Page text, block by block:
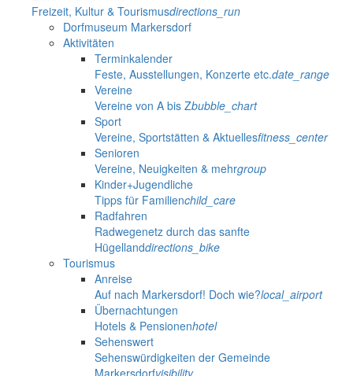
Freizeit, Kultur & Tourismusdirections_run
Dorfmuseum Markersdorf
Aktivitäten
Terminkalender
Feste, Ausstellungen, Konzerte etc.date_range
Vereine
Vereine von A bis Zbubble_chart
Sport
Vereine, Sportstätten & Aktuellesfitness_center
Senioren
Vereine, Neuigkeiten & mehrgroup
Kinder+Jugendliche
Tipps für Familienchild_care
Radfahren
Radwegenetz durch das sanfte
Hügellanddirections_bike
Tourismus
Anreise
Auf nach Markersdorf! Doch wie?local_airport
Übernachtungen
Hotels & Pensionenhotel
Sehenswert
Sehenswürdigkeiten der Gemeinde
Markersdorfvisibility